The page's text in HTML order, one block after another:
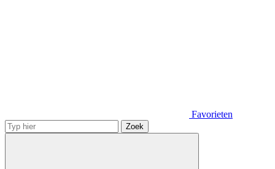
Favorieten
Zoek